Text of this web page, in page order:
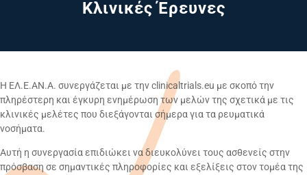
Κλινικές Έρευνες
Η ΕΛ.Ε.ΑΝ.Α. συνεργάζεται με την clinicaltrials.eu με σκοπό την
πληρέστερη και έγκυρη ενημέρωση των μελών της σχετικά με τις
κλινικές μελέτες που διεξάγονται σήμερα για τα ρευματικά
νοσήματα.
Αυτή η συνεργασία επιδιώκει να διευκολύνει τους ασθενείς στην
πρόσβαση σε σημαντικές πληροφορίες και εξελίξεις στον τομέα της